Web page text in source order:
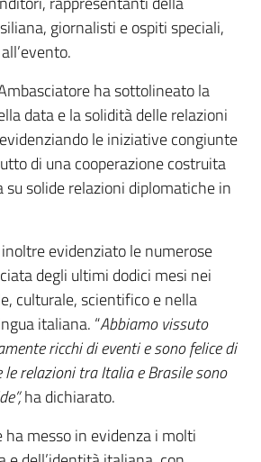
giornalisti e ospiti speciali,
ha sottolineato la
data e la solidità delle relazioni
le iniziative congiunte
di una cooperazione costruita
su solide relazioni diplomatiche in
inoltre evidenziato le numerose
degli ultimi dodici mesi nei
culturale, scientifico e nella
italiana. “Abbiamo vissuto
ricchi di eventi e sono felice di
relazioni tra Italia e Brasile sono
ha dichiarato.
ha messo in evidenza i molti